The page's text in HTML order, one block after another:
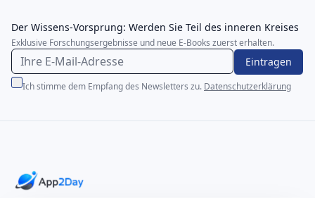
Der Wissens-Vorsprung: Werden Sie Teil des inneren Kreises
Exklusive Forschungsergebnisse und neue E-Books zuerst erhalten.
Eintragen
Ich stimme dem Empfang des Newsletters zu. Datenschutzerklärung